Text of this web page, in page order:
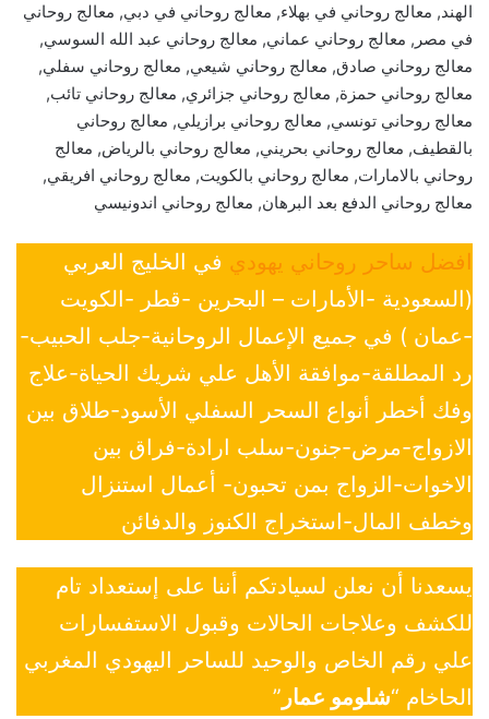
الهند, معالج روحاني في بهلاء, معالج روحاني في دبي, معالج روحاني
في مصر, معالج روحاني عماني, معالج روحاني عبد الله السوسي,
معالج روحاني صادق, معالج روحاني شيعي, معالج روحاني سفلي,
معالج روحاني حمزة, معالج روحاني جزائري, معالج روحاني تائب,
معالج روحاني تونسي, معالج روحاني برازيلي, معالج روحاني
بالقطيف, معالج روحاني بحريني, معالج روحاني بالرياض, معالج
روحاني بالامارات, معالج روحاني بالكويت, معالج روحاني افريقي,
معالج روحاني الدفع بعد البرهان, معالج روحاني اندونيسي
افضل ساحر روحاني يهودي في الخليج العربي
(السعودية -الأمارات – البحرين -قطر -الكويت
-عمان ) في جميع الإعمال الروحانية-جلب الحبيب-
رد المطلقة-موافقة الأهل علي شريك الحياة-علاج
وفك أخطر أنواع السحر السفلي الأسود-طلاق بين
الازواج-مرض-جنون-سلب ارادة-فراق بين
الاخوات-الزواج بمن تحبون- أعمال استنزال
وخطف المال-استخراج الكنوز والدفائن
يسعدنا أن نعلن لسيادتكم أننا على إستعداد تام
للكشف وعلاجات الحالات وقبول الاستفسارات
علي رقم الخاص والوحيد للساحر اليهودي المغربي
الحاخام “شلومو عمار ”